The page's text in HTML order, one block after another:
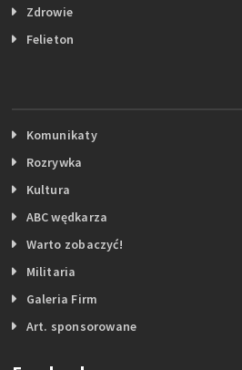
Zdrowie
Felieton
Komunikaty
Rozrywka
Kultura
ABC wędkarza
Warto zobaczyć!
Militaria
Galeria Firm
Art. sponsorowane